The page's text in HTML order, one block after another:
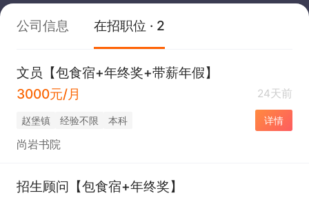
公司信息 在招职位 · 2
文员【包食宿+年终奖+带薪年假】
3000元/月
24天前
赵堡镇 经验不限 本科 详情
尚岩书院
招生顾问【包食宿+年终奖】